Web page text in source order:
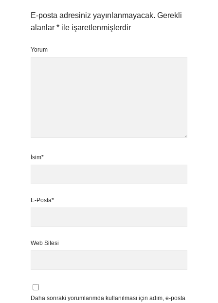
E-posta adresiniz yayınlanmayacak. Gerekli
alanlar * ile işaretlenmişlerdir
Yorum
İsim*
E-Posta*
Web Sitesi
Daha sonraki yorumlarımda kullanılması için adım, e-posta